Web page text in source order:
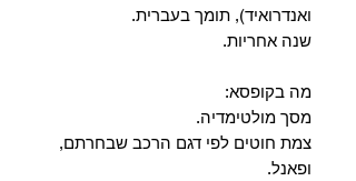
ואנדרואיד), תומך בעברית.
שנה אחריות.
מה בקופסא:
מסך מולטימדיה.
צמת חוטים לפי דגם הרכב שבחרתם,
ופאנל.